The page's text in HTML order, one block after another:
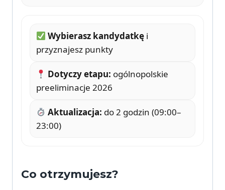
Wybierasz kandydatkę i
przyznajesz punkty
Dotyczy etapu: ogólnopolskie
preeliminacje 2026
Aktualizacja: do 2 godzin (09:00–
23:00)
Co otrzymujesz?